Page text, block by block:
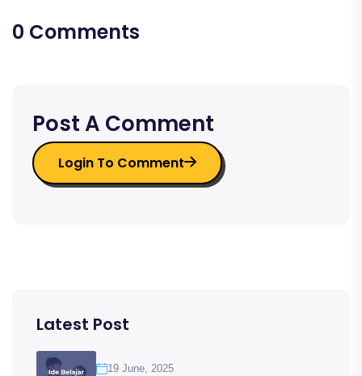
0 Comments
Post A Comment
Login To Comment
Latest Post
19 June, 2025